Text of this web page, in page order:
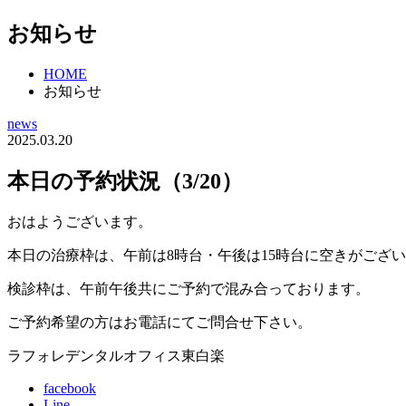
お知らせ
HOME
お知らせ
news
2025.03.20
本日の予約状況（3/20）
おはようございます。
本日の治療枠は、午前は8時台・午後は15時台に空きがござ
検診枠は、午前午後共にご予約で混み合っております。
ご予約希望の方はお電話にてご問合せ下さい。
ラフォレデンタルオフィス東白楽
facebook